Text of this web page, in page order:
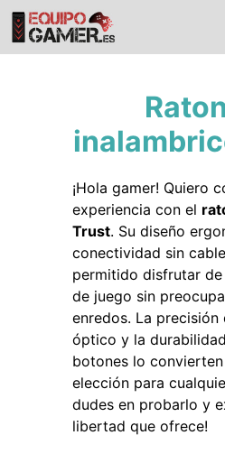
Saltar
contenido
¡Hola gamer! Quiero
experiencia con el
Trust. Su diseño
conectividad sin
permitido disfrutar de
de juego sin
enredos. La precisión
óptico y la
botones lo
elección para
dudes en probarlo y
libertad que ofrece!